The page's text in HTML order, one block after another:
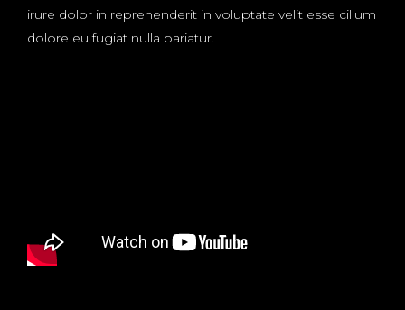
irure dolor in reprehenderit in voluptate velit esse cillum
dolore eu fugiat nulla pariatur.